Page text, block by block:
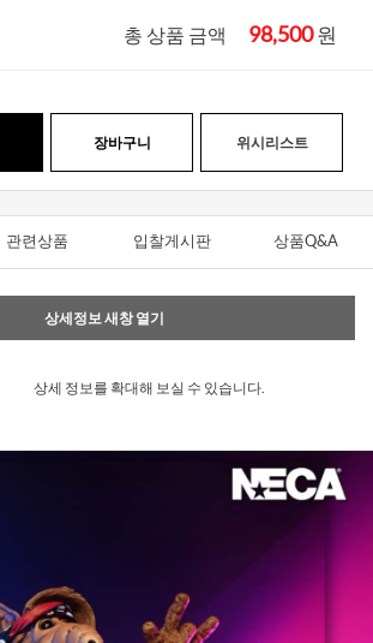
총 상품 금액 98,500원
장바구니 위시리스트
관련상품 입찰게시판 상품Q&A
상세정보 새창 열기
상세 정보를 확대해 보실 수 있습니다.